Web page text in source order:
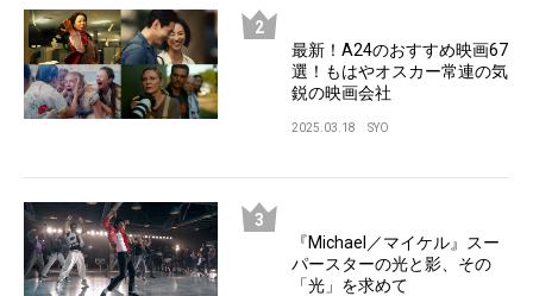
最新！A24のおすすめ映画67
選！もはやオスカー常連の気
鋭の映画会社
2025.03.18 SYO
『Michael／マイケル』スー
パースターの光と影、その
「光」を求めて